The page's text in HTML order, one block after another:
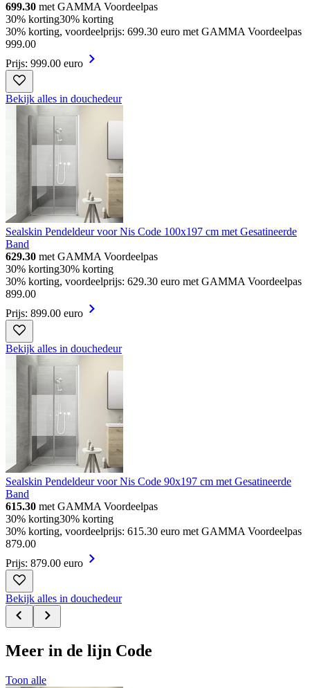
699.30 met GAMMA Voordeelpas
30% korting30% korting
30% korting, voordeelprijs: 699.30 euro met GAMMA Voordeelpas
999.00
Prijs: 999.00 euro
Bekijk alles in douchedeur
Sealskin Pendeldeur voor Nis Code 100x197 cm met Gesatineerde
Band
629.30 met GAMMA Voordeelpas
30% korting30% korting
30% korting, voordeelprijs: 629.30 euro met GAMMA Voordeelpas
899.00
Prijs: 899.00 euro
Bekijk alles in douchedeur
Sealskin Pendeldeur voor Nis Code 90x197 cm met Gesatineerde
Band
615.30 met GAMMA Voordeelpas
30% korting30% korting
30% korting, voordeelprijs: 615.30 euro met GAMMA Voordeelpas
879.00
Prijs: 879.00 euro
Bekijk alles in douchedeur
Meer in de lijn Code
Toon alle